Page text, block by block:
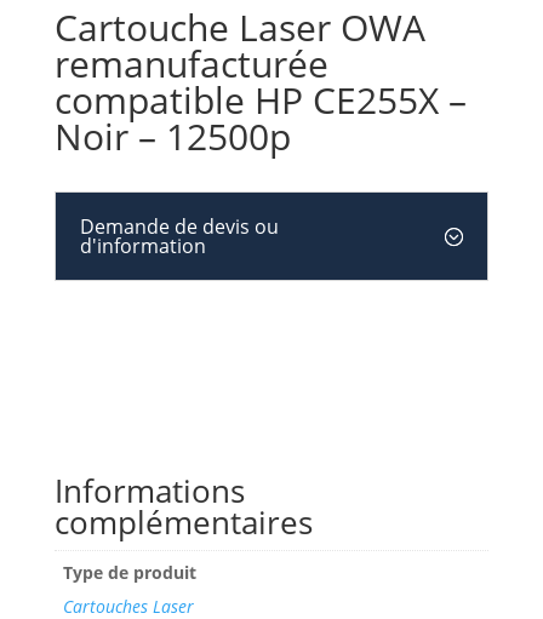
Cartouche Laser OWA
remanufacturée
compatible HP CE255X –
Noir – 12500p
Demande de devis ou
d'information
Informations
complémentaires
Type de produit
Cartouches Laser